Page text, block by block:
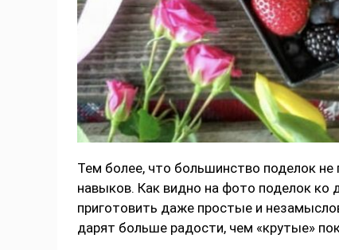
Тем более, что большинство поделок
навыков. Как видно на фото поделок
приготовить даже простые и
дарят больше радости, чем «крутые»